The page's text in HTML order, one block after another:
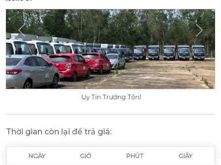
Previous Next
Thời gian còn lại để trả giá:
NGÀY GIỜ PHÚT GIÂY